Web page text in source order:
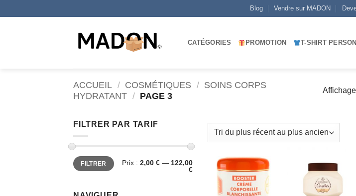
au
Blog Vendre sur MADON
CATÉGORIES PROMOTION T-SHIRT
ACCUEIL / COSMÉTIQUES / SOINS CORPS
HYDRATANT / PAGE 3
FILTRER PAR TARIF
Prix
min
Prix
maxFILTRER Prix : 2,00 € — 122,00
€
AJOUTER
À MES
FAVORIS
AJOUTER
À MES
FAVORIS